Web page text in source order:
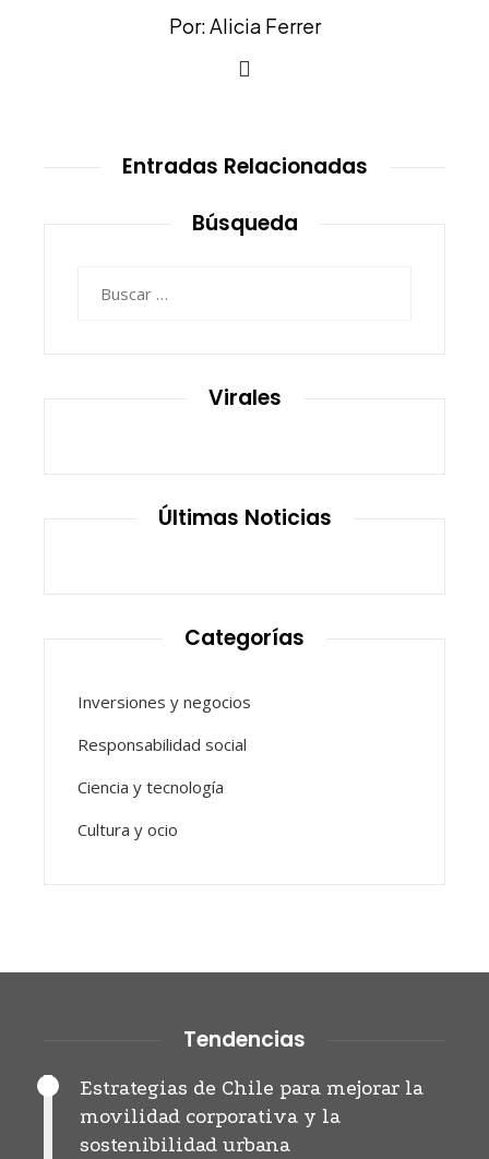
Por: Alicia Ferrer
Entradas Relacionadas
Búsqueda
Virales
Últimas Noticias
Categorías
Inversiones y negocios
Responsabilidad social
Ciencia y tecnología
Cultura y ocio
Tendencias
Estrategias de Chile para mejorar la
movilidad corporativa y la
sostenibilidad urbana